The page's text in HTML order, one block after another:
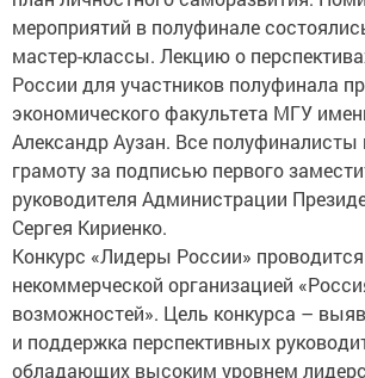
мероприятий в полуфинале
мастер-классы. Лекцию о
России для участников полуфинала
экономического факультета МГУ
Александр Аузан. Все полуфиналисты
грамоту за подписью первого
руководителя Администрации
Сергея Кириенко.
Конкурс «Лидеры России»
некоммерческой организацией
возможностей». Цель конкурса –
и поддержка перспективных
обладающих высоким уровнем